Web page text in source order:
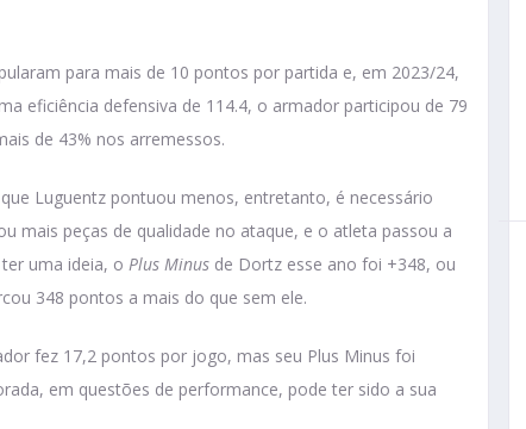
para mais de 10 pontos por partida e, em 2023/24,
eficiência defensiva de 114.4, o armador participou de 79
de 43% nos arremessos.
Luguentz pontuou menos, entretanto, é necessário
mais peças de qualidade no ataque, e o atleta passou a
uma ideia, o Plus Minus de Dortz esse ano foi +348, ou
348 pontos a mais do que sem ele.
fez 17,2 pontos por jogo, mas seu Plus Minus foi
em questões de performance, pode ter sido a sua